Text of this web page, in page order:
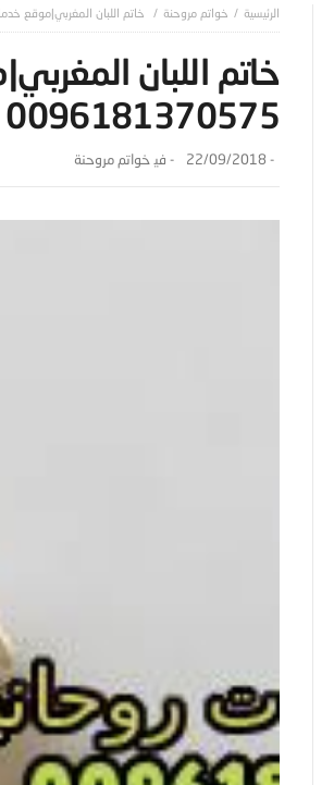
خواتم مروحنة خاتم اللبان المغربي|موقع خدمات روحانية
خاتم اللبان
0096181370575
-
22/09/2018 - ‎في خواتم مروحنة